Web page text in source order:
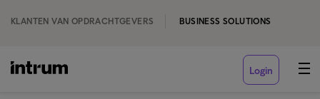
KLANTEN VAN OPDRACHTGEVERS BUSINESS SOLUTIONS
Login